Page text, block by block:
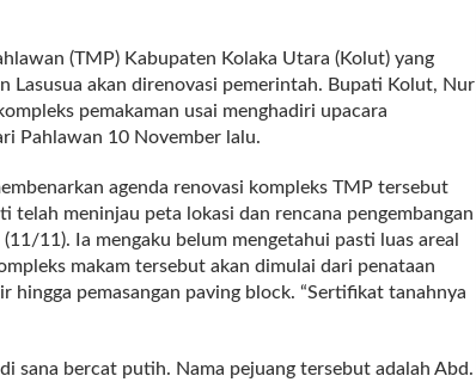
(TMP) Kabupaten Kolaka Utara (Kolut) yang
Lasusua akan direnovasi pemerintah. Bupati Kolut, Nur
pemakaman usai menghadiri upacara
Pahlawan 10 November lalu.
agenda renovasi kompleks TMP tersebut
telah meninjau peta lokasi dan rencana pengembangan
11). Ia mengaku belum mengetahui pasti luas areal
makam tersebut akan dimulai dari penataan
hingga pemasangan paving block. “Sertifikat tanahnya
sana bercat putih. Nama pejuang tersebut adalah Abd.